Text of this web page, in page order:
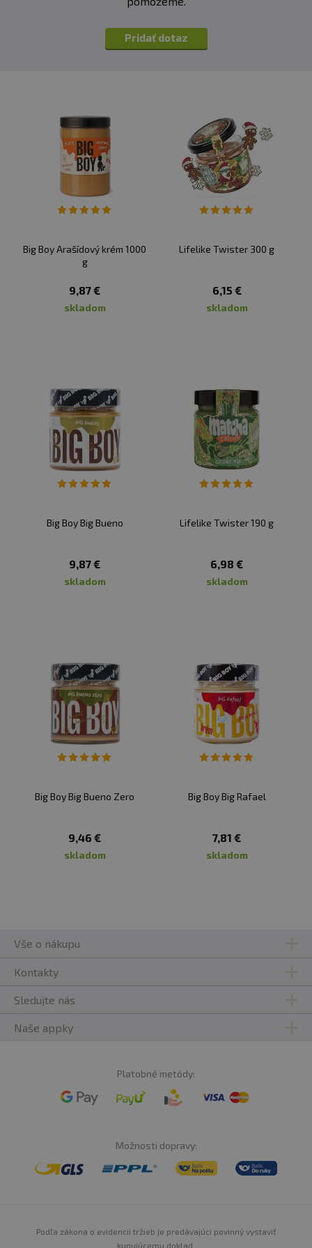
Pridať dotaz
Big Boy Arašídový krém 1000
g
9,87 €
skladom
Lifelike Twister 300 g
6,15 €
skladom
Big Boy Big Bueno
9,87 €
skladom
Lifelike Twister 190 g
6,98 €
skladom
Big Boy Big Bueno Zero
9,46 €
skladom
Big Boy Big Rafael
7,81 €
skladom
Vše o nákupu
Kontakty
Sledujte nás
Naše appky
Platobné metódy:
Možnosti dopravy:
Podľa zákona o evidencii tržieb je predávajúci povinný vystaviť
kupujúcemu doklad.